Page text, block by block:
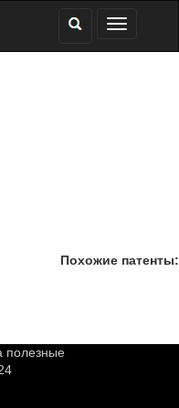
Похожие патенты:
полезные